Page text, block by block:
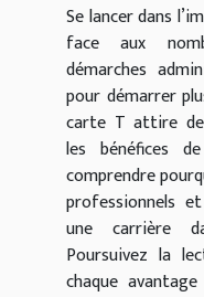
Se lancer dans
face aux
démarches
pour démarrer
carte T attire de
les bénéfices
comprendre
professionnels
une carrière
Poursuivez la
chaque